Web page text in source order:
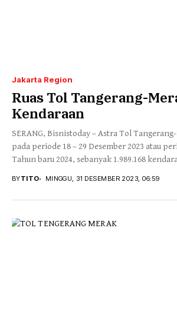
Jakarta Region
Ruas Tol Tangerang-
Kendaraan
SERANG, Bisnistoday – Astra Tol
pada periode 18 – 29 Desember 2023 atau
Tahun baru 2024, sebanyak 1.989.168
BYTITO MINGGU, 31 DESEMBER 2023, 06:59